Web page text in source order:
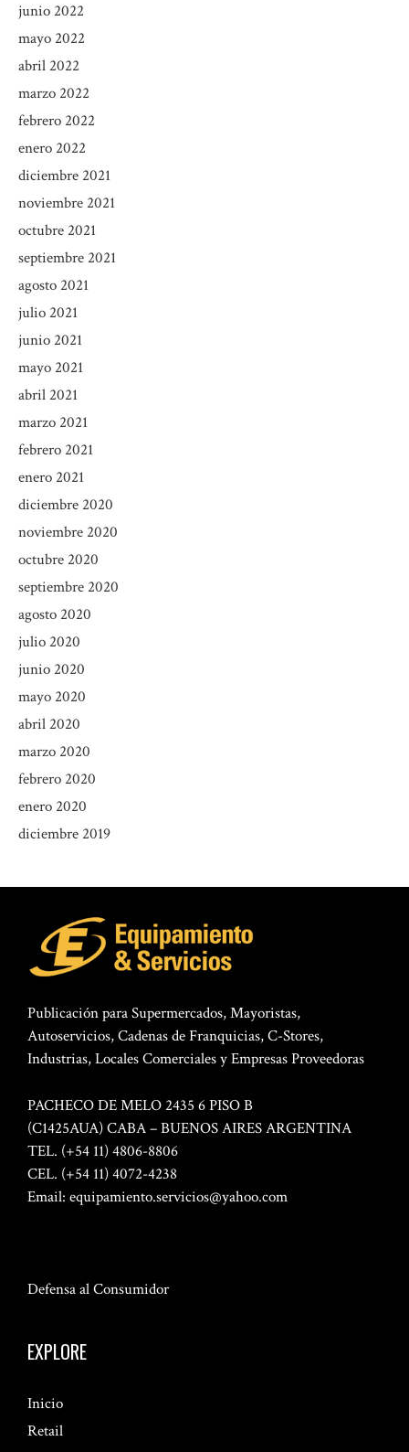
junio 2022
mayo 2022
abril 2022
marzo 2022
febrero 2022
enero 2022
diciembre 2021
noviembre 2021
octubre 2021
septiembre 2021
agosto 2021
julio 2021
junio 2021
mayo 2021
abril 2021
marzo 2021
febrero 2021
enero 2021
diciembre 2020
noviembre 2020
octubre 2020
septiembre 2020
agosto 2020
julio 2020
junio 2020
mayo 2020
abril 2020
marzo 2020
febrero 2020
enero 2020
diciembre 2019
Publicación para Supermercados, Mayoristas,
Autoservicios, Cadenas de Franquicias, C-Stores,
Industrias, Locales Comerciales y Empresas Proveedoras
PACHECO DE MELO 2435 6 PISO B
(C1425AUA) CABA – BUENOS AIRES ARGENTINA
TEL. (+54 11) 4806-8806
CEL. (+54 11) 4072-4238
Email: equipamiento.servicios@yahoo.com
Defensa al Consumidor
EXPLORE
Inicio
Retail